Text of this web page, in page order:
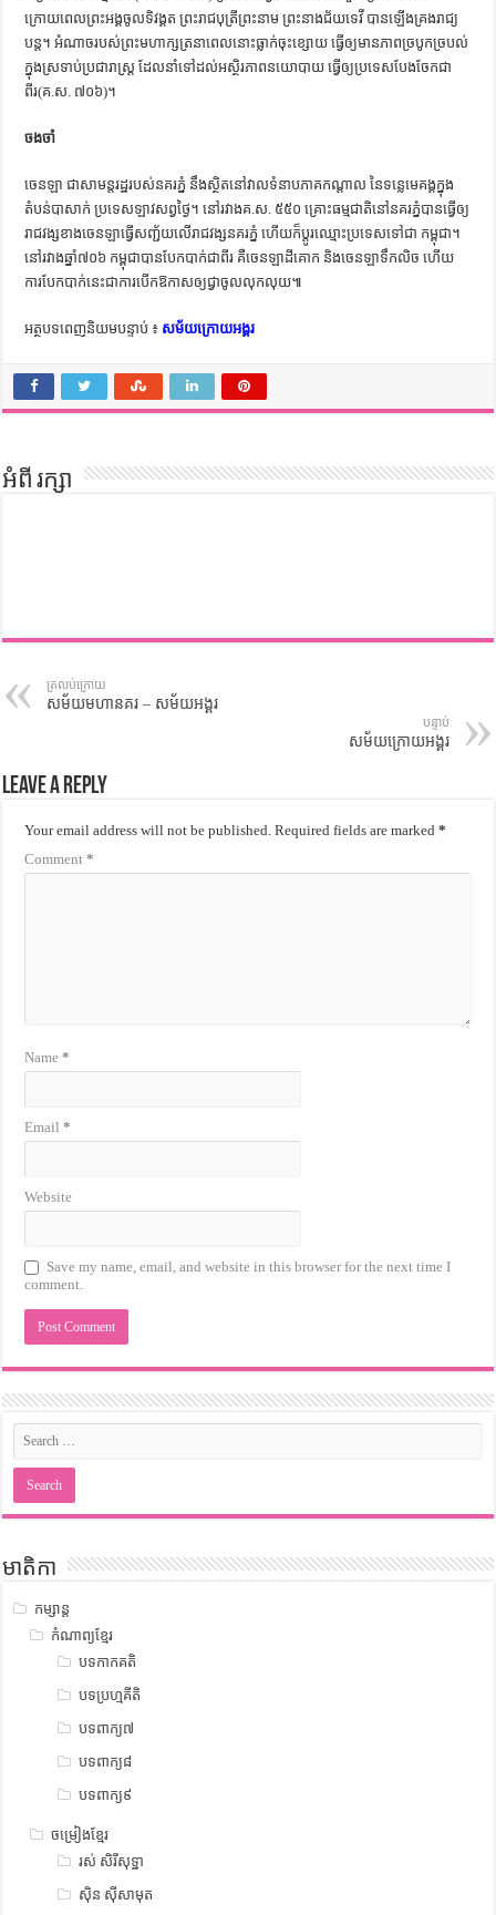
ក្រោយពេលព្រះអង្គចូលទិវង្គត ព្រះរាជបុត្រីព្រះនាម ព្រះនាងជ័យទេវី បានឡើងគ្រងរាជ្យ
បន្ត។ អំណាចរបស់ព្រះមហាក្សត្រនាពេលនោះធ្លាក់ចុះខ្សោយ ធ្វើឲ្យមានភាពច្របូកច្របល់
ក្នុងស្រទាប់ប្រជារាស្ត្រ ដែលនាំទៅដល់អស្ថិរភាពនយោបាយ ធ្វើឲ្យប្រទេសបែងចែកជា
ពីរ(គ.ស. ៧០៦)។
ចងចាំ
ចេនឡា ជាសាមន្តរដ្ឋរបស់នគរភ្នំ នឹងស្ថិតនៅវាលទំនាបភាគកណ្ដាល នៃទន្លេមេគង្គក្នុង
តំបន់បាសាក់ ប្រទេសឡាវសព្វថ្ងៃ។ នៅរវាងគ.ស. ៥៥០ គ្រោះធម្មជាតិនៅនគរភ្នំបានធ្វើឲ្យ
រាជវង្សខាងចេនឡាធ្វើសញ្ជ័យលើរាជវង្សនគរភ្នំ ហើយក៏ប្ដូរឈ្មោះប្រទេសទៅជា កម្ពុជា។
នៅរវាងឆ្នាំ៧០៦ កម្ពុជាបានបែកបាក់ជាពីរ គឺចេនឡាដីគោក និងចេនឡាទឹកលិច ហើយ
ការបែកបាក់នេះជាការបើកឱកាសឲ្យជ្វាចូលលុកលុយ៕
អត្ថបទពេញនិយមបន្ទាប់ ៖ សម័យក្រោយអង្គរ
អំពី រក្សា
ត្រលប់ក្រោយ
សម័យមហានគរ – សម័យអង្គរ
បន្ទាប់
សម័យក្រោយអង្គរ
Leave a Reply
Your email address will not be published. Required fields are marked*
Comment*
Name*
Email*
Website
Save my name, email, and website in this browser for the next time I
comment.
មាតិកា
កម្សាន្ត
កំណាព្យខ្មែរ
បទកាកគតិ
បទប្រហ្មគីតិ
បទពាក្យ៧
បទពាក្យ៨
បទពាក្យ៩
ចម្រៀងខ្មែរ
រស់ សិរីសុទ្ឋា
ស៊ិន ស៊ីសាមុត